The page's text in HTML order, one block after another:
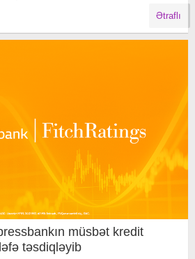
Ətraflı
müsbət kredit
təsdiqləyib